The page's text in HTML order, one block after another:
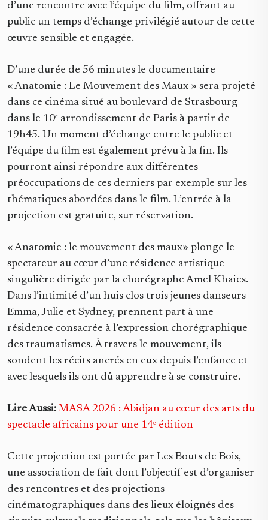
d’une rencontre avec l’équipe du film, offrant au
public un temps d’échange privilégié autour de cette
œuvre sensible et engagée.
D’une durée de 56 minutes le documentaire
« Anatomie : Le Mouvement des Maux » sera projeté
dans ce cinéma situé au boulevard de Strasbourg
dans le 10ᵉ arrondissement de Paris à partir de
19h45. Un moment d’échange entre le public et
l’équipe du film est également prévu à la fin. Ils
pourront ainsi répondre aux différentes
préoccupations de ces derniers par exemple sur les
thématiques abordées dans le film. L’entrée à la
projection est gratuite, sur réservation.
« Anatomie : le mouvement des maux» plonge le
spectateur au cœur d’une résidence artistique
singulière dirigée par la chorégraphe Amel Khaies.
Dans l’intimité d’un huis clos trois jeunes danseurs
Emma, Julie et Sydney, prennent part à une
résidence consacrée à l’expression chorégraphique
des traumatismes. À travers le mouvement, ils
sondent les récits ancrés en eux depuis l’enfance et
avec lesquels ils ont dû apprendre à se construire.
Lire Aussi: MASA 2026 : Abidjan au cœur des arts du
spectacle africains pour une 14ᵉ édition
Cette projection est portée par Les Bouts de Bois,
une association de fait dont l’objectif est d’organiser
des rencontres et des projections
cinématographiques dans des lieux éloignés des